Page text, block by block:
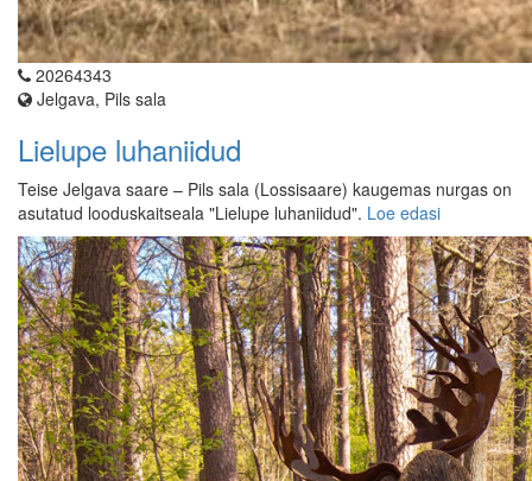
20264343
Jelgava, Pils sala
Lielupe luhaniidud
Teise Jelgava saare – Pils sala (Lossisaare) kaugemas nurgas on
asutatud looduskaitseala "Lielupe luhaniidud". Loe edasi